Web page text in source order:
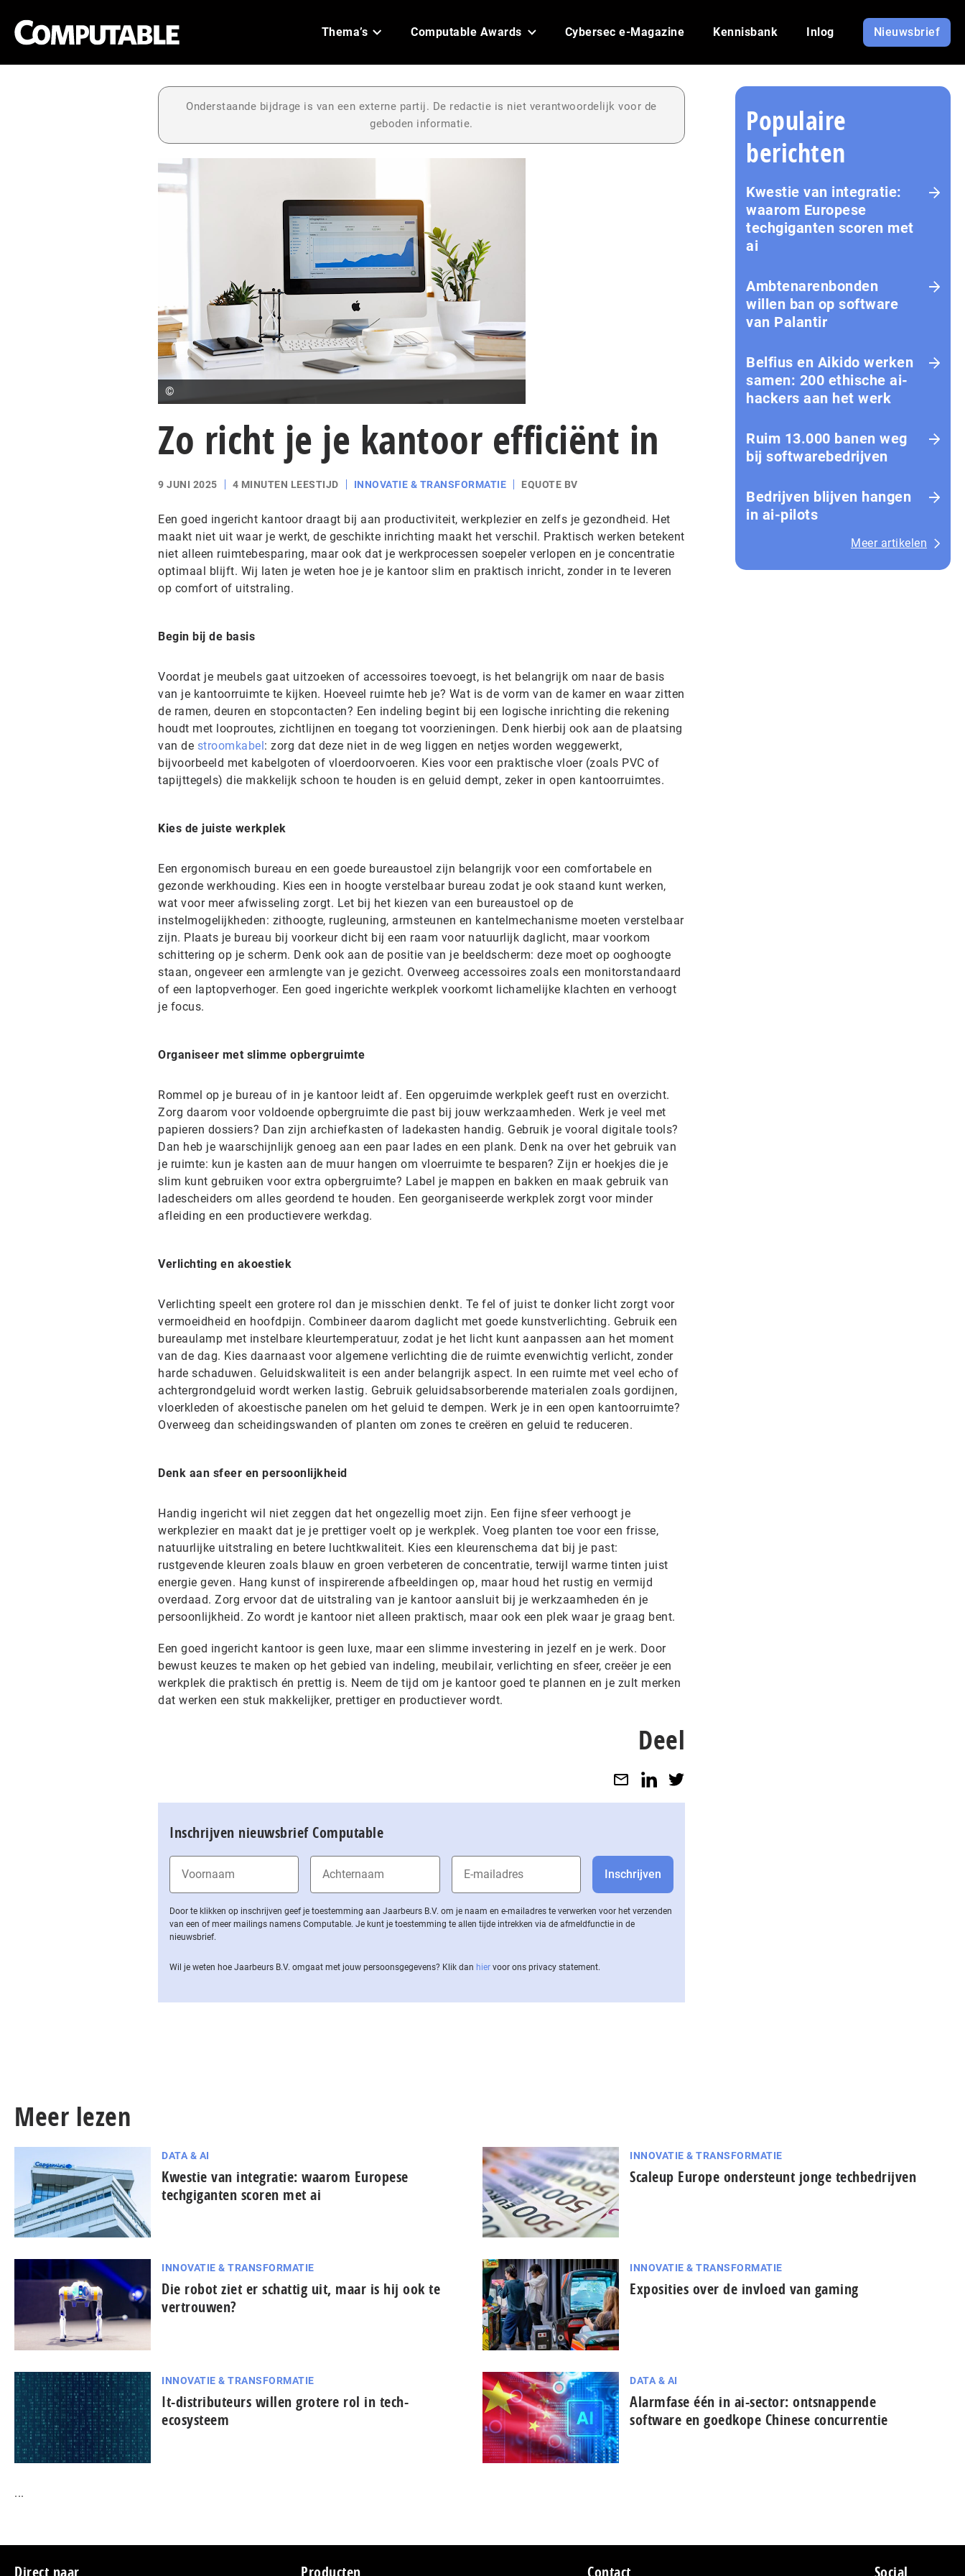
Thema’s Computable Awards Cybersec e-Magazine Kennisbank Inlog Nieuwsbrief
Onderstaande bijdrage is van een externe partij. De redactie is niet verantwoordelijk voor de
geboden informatie.
©
Zo richt je je kantoor efficiënt in
9 JUNI 2025 4 MINUTEN LEESTIJD INNOVATIE & TRANSFORMATIE EQUOTE BV
Een goed ingericht kantoor draagt bij aan productiviteit, werkplezier en zelfs je gezondheid. Het
maakt niet uit waar je werkt, de geschikte inrichting maakt het verschil. Praktisch werken betekent
niet alleen ruimtebesparing, maar ook dat je werkprocessen soepeler verlopen en je concentratie
optimaal blijft. Wij laten je weten hoe je je kantoor slim en praktisch inricht, zonder in te leveren
op comfort of uitstraling.
Begin bij de basis
Voordat je meubels gaat uitzoeken of accessoires toevoegt, is het belangrijk om naar de basis
van je kantoorruimte te kijken. Hoeveel ruimte heb je? Wat is de vorm van de kamer en waar zitten
de ramen, deuren en stopcontacten? Een indeling begint bij een logische inrichting die rekening
houdt met looproutes, zichtlijnen en toegang tot voorzieningen. Denk hierbij ook aan de plaatsing
van de stroomkabel: zorg dat deze niet in de weg liggen en netjes worden weggewerkt,
bijvoorbeeld met kabelgoten of vloerdoorvoeren. Kies voor een praktische vloer (zoals PVC of
tapijttegels) die makkelijk schoon te houden is en geluid dempt, zeker in open kantoorruimtes.
Kies de juiste werkplek
Een ergonomisch bureau en een goede bureaustoel zijn belangrijk voor een comfortabele en
gezonde werkhouding. Kies een in hoogte verstelbaar bureau zodat je ook staand kunt werken,
wat voor meer afwisseling zorgt. Let bij het kiezen van een bureaustoel op de
instelmogelijkheden: zithoogte, rugleuning, armsteunen en kantelmechanisme moeten verstelbaar
zijn. Plaats je bureau bij voorkeur dicht bij een raam voor natuurlijk daglicht, maar voorkom
schittering op je scherm. Denk ook aan de positie van je beeldscherm: deze moet op ooghoogte
staan, ongeveer een armlengte van je gezicht. Overweeg accessoires zoals een monitorstandaard
of een laptopverhoger. Een goed ingerichte werkplek voorkomt lichamelijke klachten en verhoogt
je focus.
Organiseer met slimme opbergruimte
Rommel op je bureau of in je kantoor leidt af. Een opgeruimde werkplek geeft rust en overzicht.
Zorg daarom voor voldoende opbergruimte die past bij jouw werkzaamheden. Werk je veel met
papieren dossiers? Dan zijn archiefkasten of ladekasten handig. Gebruik je vooral digitale tools?
Dan heb je waarschijnlijk genoeg aan een paar lades en een plank. Denk na over het gebruik van
je ruimte: kun je kasten aan de muur hangen om vloerruimte te besparen? Zijn er hoekjes die je
slim kunt gebruiken voor extra opbergruimte? Label je mappen en bakken en maak gebruik van
ladescheiders om alles geordend te houden. Een georganiseerde werkplek zorgt voor minder
afleiding en een productievere werkdag.
Verlichting en akoestiek
Verlichting speelt een grotere rol dan je misschien denkt. Te fel of juist te donker licht zorgt voor
vermoeidheid en hoofdpijn. Combineer daarom daglicht met goede kunstverlichting. Gebruik een
bureaulamp met instelbare kleurtemperatuur, zodat je het licht kunt aanpassen aan het moment
van de dag. Kies daarnaast voor algemene verlichting die de ruimte evenwichtig verlicht, zonder
harde schaduwen. Geluidskwaliteit is een ander belangrijk aspect. In een ruimte met veel echo of
achtergrondgeluid wordt werken lastig. Gebruik geluidsabsorberende materialen zoals gordijnen,
vloerkleden of akoestische panelen om het geluid te dempen. Werk je in een open kantoorruimte?
Overweeg dan scheidingswanden of planten om zones te creëren en geluid te reduceren.
Denk aan sfeer en persoonlijkheid
Handig ingericht wil niet zeggen dat het ongezellig moet zijn. Een fijne sfeer verhoogt je
werkplezier en maakt dat je je prettiger voelt op je werkplek. Voeg planten toe voor een frisse,
natuurlijke uitstraling en betere luchtkwaliteit. Kies een kleurenschema dat bij je past:
rustgevende kleuren zoals blauw en groen verbeteren de concentratie, terwijl warme tinten juist
energie geven. Hang kunst of inspirerende afbeeldingen op, maar houd het rustig en vermijd
overdaad. Zorg ervoor dat de uitstraling van je kantoor aansluit bij je werkzaamheden én je
persoonlijkheid. Zo wordt je kantoor niet alleen praktisch, maar ook een plek waar je graag bent.
Een goed ingericht kantoor is geen luxe, maar een slimme investering in jezelf en je werk. Door
bewust keuzes te maken op het gebied van indeling, meubilair, verlichting en sfeer, creëer je een
werkplek die praktisch én prettig is. Neem de tijd om je kantoor goed te plannen en je zult merken
dat werken een stuk makkelijker, prettiger en productiever wordt.
Deel
Inschrijven nieuwsbrief Computable
Door te klikken op inschrijven geef je toestemming aan Jaarbeurs B.V. om je naam en e-mailadres te verwerken voor het verzenden
van een of meer mailings namens Computable. Je kunt je toestemming te allen tijde intrekken via de af­meld­func­tie in de
nieuwsbrief.
Wil je weten hoe Jaarbeurs B.V. omgaat met jouw per­soons­ge­ge­vens? Klik dan hier voor ons privacy statement.
Populaire
berichten
Kwestie van integratie:
waarom Europese
techgiganten scoren met
ai
Amb­te­na­ren­bon­den
willen ban op software
van Palantir
Belfius en Aikido werken
samen: 200 ethische ai-
hackers aan het werk
Ruim 13.000 banen weg
bij softwarebedrijven
Bedrijven blijven hangen
in ai-pilots
Meer artikelen
Meer lezen
DATA & AI
Kwestie van integratie: waarom Europese
techgiganten scoren met ai
INNOVATIE & TRANSFORMATIE
Scaleup Europe ondersteunt jonge techbedrijven
INNOVATIE & TRANSFORMATIE
Die robot ziet er schattig uit, maar is hij ook te
vertrouwen?
INNOVATIE & TRANSFORMATIE
Exposities over de invloed van gaming
INNOVATIE & TRANSFORMATIE
It-dis­tri­bu­teurs willen grotere rol in tech-
ecosysteem
DATA & AI
Alarmfase één in ai-sector: ont­snap­pen­de
software en goedkope Chinese con­cur­ren­tie
...
Direct naar Producten Contact Social